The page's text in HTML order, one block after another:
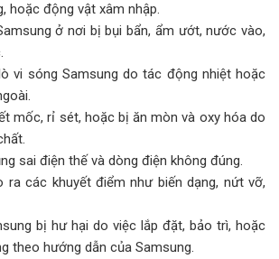
hoặc động vật xâm nhập.
ở nơi bị bụi bẩn, ẩm ướt, nước vào,
vi sóng Samsung do tác động nhiệt hoặc
mốc, rỉ sét, hoặc bị ăn mòn và oxy hóa do
sai điện thế và dòng điện không đúng.
ra các khuyết điểm như biến dạng, nứt vỡ,
bị hư hại do việc lắp đặt, bảo trì, hoặc
theo hướng dẫn của Samsung.